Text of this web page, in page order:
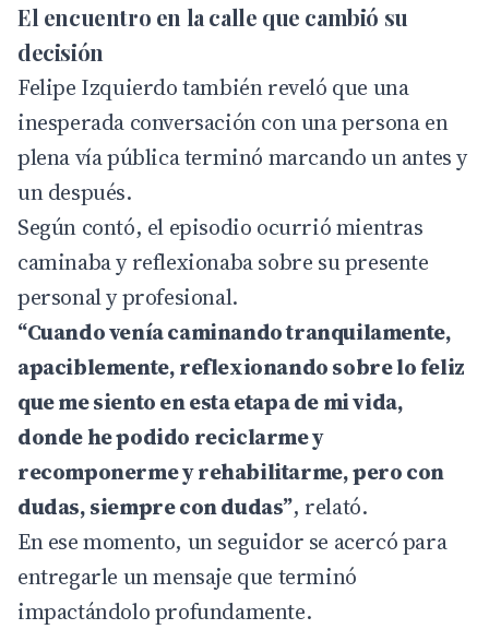
El encuentro en la calle que cambió su
decisión
Felipe Izquierdo también reveló que una
inesperada conversación con una persona en
plena vía pública terminó marcando un antes y
un después.
Según contó, el episodio ocurrió mientras
caminaba y reflexionaba sobre su presente
personal y profesional.
“Cuando venía caminando tranquilamente,
apaciblemente, reflexionando sobre lo feliz
que me siento en esta etapa de mi vida,
donde he podido reciclarme y
recomponerme y rehabilitarme, pero con
dudas, siempre con dudas”, relató.
En ese momento, un seguidor se acercó para
entregarle un mensaje que terminó
impactándolo profundamente.